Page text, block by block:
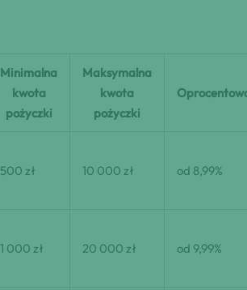
Minimalna
kwota
pożyczki
Maksymalna
kwota
pożyczki
500 zł 10 000 zł od 8,99%
1 000 zł 20 000 zł od 9,99%